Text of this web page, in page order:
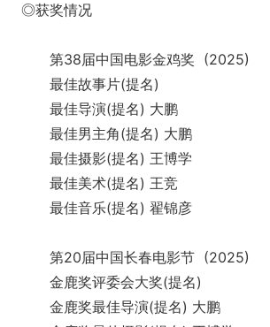
◎获奖情况
第38届中国电影金鸡奖 (2025)
最佳故事片(提名)
最佳导演(提名) 大鹏
最佳男主角(提名) 大鹏
最佳摄影(提名) 王博学
最佳美术(提名) 王竞
最佳音乐(提名) 翟锦彦
第20届中国长春电影节 (2025)
金鹿奖评委会大奖(提名)
金鹿奖最佳导演(提名) 大鹏